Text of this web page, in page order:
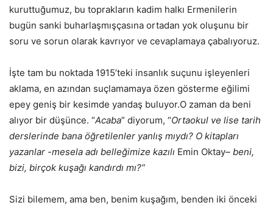
kuruttuğumuz, bu toprakların kadim halkı Ermenilerin
bugün sanki buharlaşmışçasına ortadan yok oluşunu bir
soru ve sorun olarak kavrıyor ve cevaplamaya çabalıyoruz.
İşte tam bu noktada 1915’teki insanlık suçunu işleyenleri
aklama, en azından suçlamamaya özen gösterme eğilimi
epey geniş bir kesimde yandaş buluyor.O zaman da beni
alıyor bir düşünce. “Acaba” diyorum, “Ortaokul ve lise tarih
derslerinde bana öğretilenler yanlış mıydı? O kitapları
yazanlar -mesela adı belleğimize kazılı Emin Oktay– beni,
bizi, birçok kuşağı kandırdı mı?”
Sizi bilemem, ama ben, benim kuşağım, benden iki önceki